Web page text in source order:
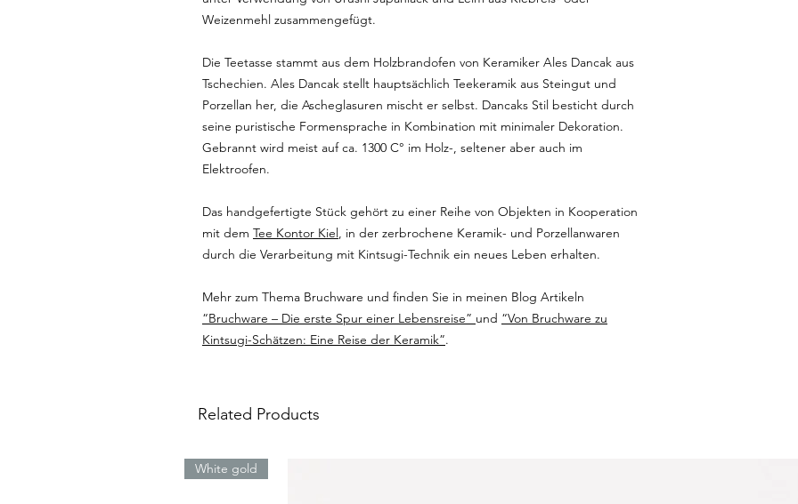
Weizenmehl zusammengefügt.
Die Teetasse stammt aus dem Holzbrandofen von Keramiker Ales Dancak aus
Tschechien. Ales Dancak stellt hauptsächlich Teekeramik aus Steingut und
Porzellan her, die Ascheglasuren mischt er selbst. Dancaks Stil besticht durch
seine puristische Formensprache in Kombination mit minimaler Dekoration.
Gebrannt wird meist auf ca. 1300 C° im Holz-, seltener aber auch im
Elektroofen.
Das handgefertigte Stück gehört zu einer Reihe von Objekten in Kooperation
mit dem Tee Kontor Kiel, in der zerbrochene Keramik- und Porzellanwaren
durch die Verarbeitung mit Kintsugi-Technik ein neues Leben erhalten.
Mehr zum Thema Bruchware und finden Sie in meinen Blog Artikeln
“Bruchware – Die erste Spur einer Lebensreise” und “Von Bruchware zu
Kintsugi-Schätzen: Eine Reise der Keramik”.
Related Products
White gold